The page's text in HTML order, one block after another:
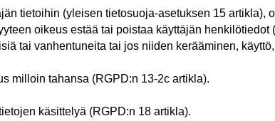
tietoihin (yleisen tietosuoja-asetuksen 15
oikeus estää tai poistaa käyttäjän
tai vanhentuneita tai jos niiden kerääminen,
milloin tahansa (RGPD:n 13-2c artikla).
käsittelyä (RGPD:n 18 artikla).